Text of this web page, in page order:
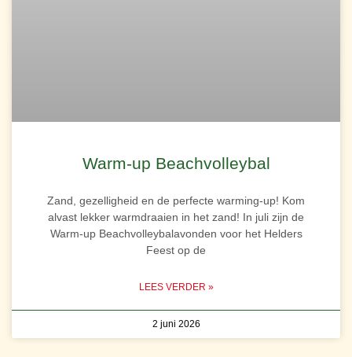
Warm-up Beachvolleybal
Zand, gezelligheid en de perfecte warming-up! Kom
alvast lekker warmdraaien in het zand! In juli zijn de
Warm-up Beachvolleybalavonden voor het Helders
Feest op de
LEES VERDER »
2 juni 2026